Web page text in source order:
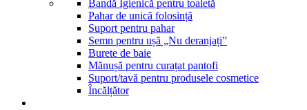
Bandă Igienică pentru toaletă
Pahar de unică folosință
Suport pentru pahar
Semn pentru ușă „Nu deranjați”
Burete de baie
Mănușă pentru curațat pantofi
Suport/tavă pentru produsele cosmetice
Încălțător